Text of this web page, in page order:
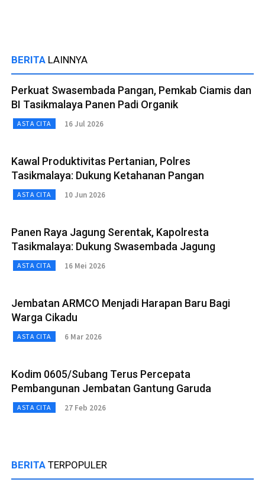
BERITA LAINNYA
Perkuat Swasembada Pangan, Pemkab Ciamis dan
BI Tasikmalaya Panen Padi Organik
ASTA CITA 16 Jul 2026
Kawal Produktivitas Pertanian, Polres
Tasikmalaya: Dukung Ketahanan Pangan
ASTA CITA 10 Jun 2026
Panen Raya Jagung Serentak, Kapolresta
Tasikmalaya: Dukung Swasembada Jagung
ASTA CITA 16 Mei 2026
Jembatan ARMCO Menjadi Harapan Baru Bagi
Warga Cikadu
ASTA CITA 6 Mar 2026
Kodim 0605/Subang Terus Percepata
Pembangunan Jembatan Gantung Garuda
ASTA CITA 27 Feb 2026
BERITA TERPOPULER